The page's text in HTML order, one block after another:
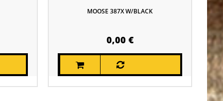
MOOSE 387X W/BLACK
0,00 €